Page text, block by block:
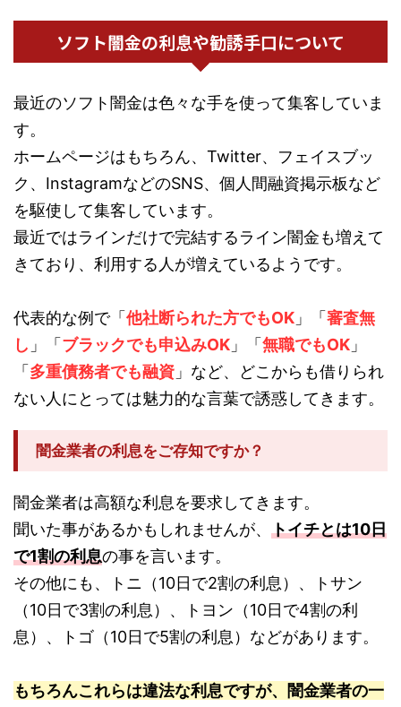
ソフト闇金の利息や勧誘手口について
最近のソフト闇金は色々な手を使って集客していま
す。
ホームページはもちろん、Twitter、フェイスブッ
ク、InstagramなどのSNS、個人間融資掲示板など
を駆使して集客しています。
最近ではラインだけで完結するライン闇金も増えて
きており、利用する人が増えているようです。
代表的な例で「 他社断られた方でもOK 」「 審査無
し 」「 ブラックでも申込みOK 」「 無職でもOK 」
「 多重債務者でも融資 」など、どこからも借りられ
ない人にとっては魅力的な言葉で誘惑してきます。
闇金業者の利息をご存知ですか？
闇金業者は高額な利息を要求してきます。
聞いた事があるかもしれませんが、 トイチとは10日
で1割の利息の事を言います。
その他にも、トニ（10日で2割の利息）、トサン
（10日で3割の利息）、トヨン（10日で4割の利
息）、トゴ（10日で5割の利息）などがあります。
もちろんこれらは違法な利息ですが、闇金業者の一